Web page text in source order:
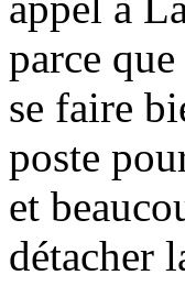
parce
se faire
poste
et
détacher